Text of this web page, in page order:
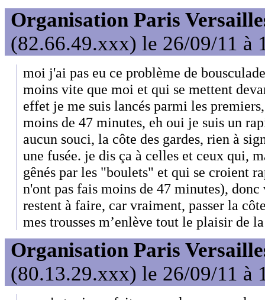
Organisation Paris
(82.66.49.xxx) le 26/09/11 à
moi j'ai pas eu ce problème de
moins vite que moi et qui se mettent
effet je me suis lancés parmi les
moins de 47 minutes, eh oui je suis un
aucun souci, la côte des gardes, rien à
une fusée. je dis ça à celles et ceux qui,
gênés par les "boulets" et qui se croient
n'ont pas fais moins de 47 minutes), donc
restent à faire, car vraiment, passer la
mes trousses m’enlève tout le plaisir de
Organisation Paris
(80.13.29.xxx) le 26/09/11 à